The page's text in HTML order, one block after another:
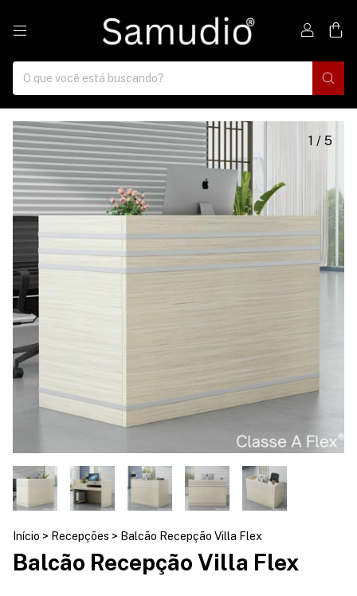
1 / 5
Início > Recepções > Balcão Recepção Villa Flex
Balcão Recepção Villa Flex